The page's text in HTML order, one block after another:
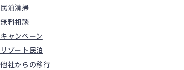
民泊清掃
無料相談
キャンペーン
リゾート民泊
他社からの移行